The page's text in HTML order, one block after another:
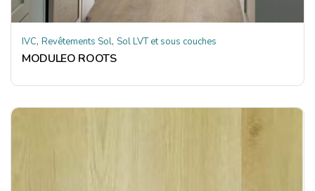
IVC, Revêtements Sol, Sol LVT et sous couches
MODULEO ROOTS